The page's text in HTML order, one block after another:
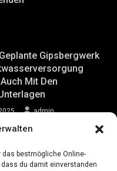
das bestmögliche Online-
du damit einverstanden
Gipsbergwerk
Mit Den
admin
Bergwerk Hüttenheim
admin